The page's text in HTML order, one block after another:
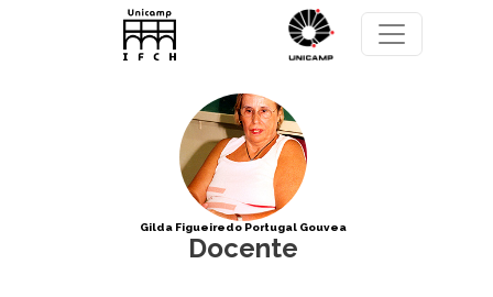
Pular para o conteúdo principal
Gilda Figueiredo Portugal Gouvea
Docente